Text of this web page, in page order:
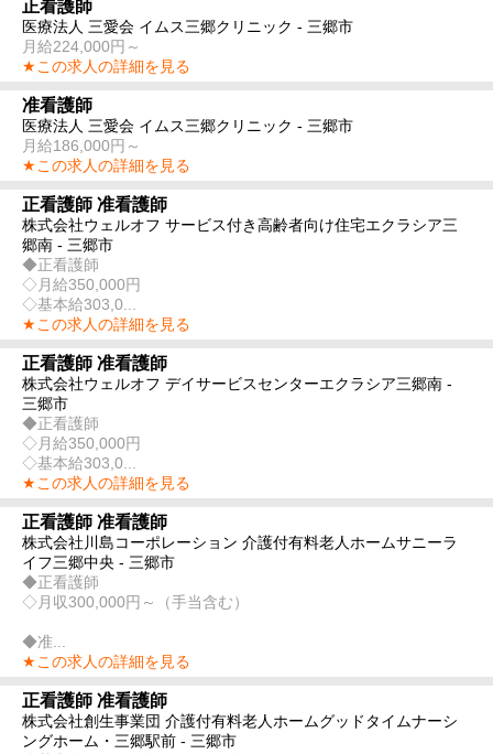
正看護師
医療法人 三愛会 イムス三郷クリニック - 三郷市
月給224,000円～
★この求人の詳細を見る
准看護師
医療法人 三愛会 イムス三郷クリニック - 三郷市
月給186,000円～
★この求人の詳細を見る
正看護師 准看護師
株式会社ウェルオフ サービス付き高齢者向け住宅エクラシア三
郷南 - 三郷市
◆正看護師
◇月給350,000円
◇基本給303,0...
★この求人の詳細を見る
正看護師 准看護師
株式会社ウェルオフ デイサービスセンターエクラシア三郷南 -
三郷市
◆正看護師
◇月給350,000円
◇基本給303,0...
★この求人の詳細を見る
正看護師 准看護師
株式会社川島コーポレーション 介護付有料老人ホームサニーラ
イフ三郷中央 - 三郷市
◆正看護師
◇月収300,000円～（手当含む）
◆准...
★この求人の詳細を見る
正看護師 准看護師
株式会社創生事業団 介護付有料老人ホームグッドタイムナーシ
ングホーム・三郷駅前 - 三郷市